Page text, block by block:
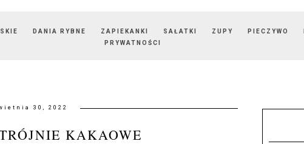
DANIA RYBNE ZAPIEKANKI SAŁATKI ZUPY PIECZYWO
PRYWATNOŚCI
30, 2022
KAKAOWE